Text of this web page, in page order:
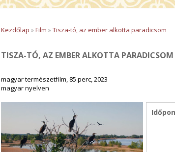
Kezdőlap »Film »Tisza-tó, az ember alkotta paradicsom
TISZA-TÓ, AZ EMBER ALKOTTA PARADICSOM
magyar természetfilm, 85 perc, 2023
magyar nyelven